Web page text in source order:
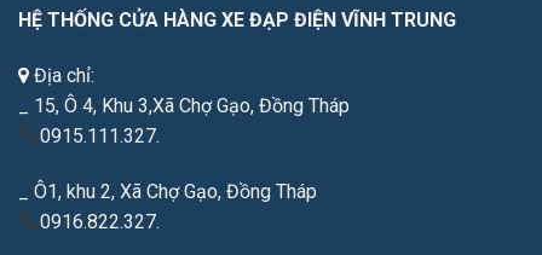
HỆ THỐNG CỬA HÀNG XE ĐẠP ĐIỆN VĨNH TRUNG
Địa chỉ:
_ 15, Ô 4, Khu 3,Xã Chợ Gạo, Đồng Tháp
0915.111.327.
_ Ô1, khu 2, Xã Chợ Gạo, Đồng Tháp
0916.822.327.